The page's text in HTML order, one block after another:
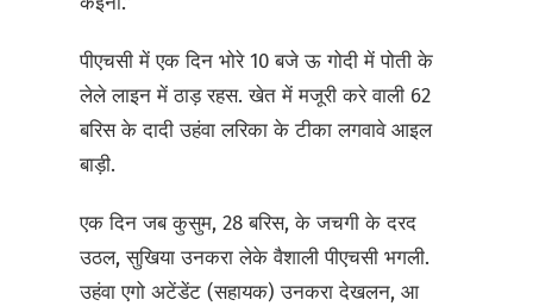
पीएचसी में एक दिन भोरे 10 बजे ऊ गोदी में पोती के
लेले लाइन में ठाड़ रहस. खेत में मजूरी करे वाली 62
बरिस के दादी उहंवा लरिका के टीका लगवावे आइल
बाड़ी.
एक दिन जब कुसुम, 28 बरिस, के जचगी के दरद
उठल, सुखिया उनकरा लेके वैशाली पीएचसी भगली.
उहंवा एगो अटेंडेंट (सहायक) उनकरा देखलन, आ